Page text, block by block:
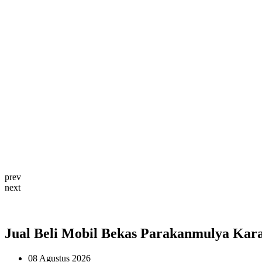
prev
next
Jual Beli Mobil Bekas Parakanmulya
08 Agustus 2026